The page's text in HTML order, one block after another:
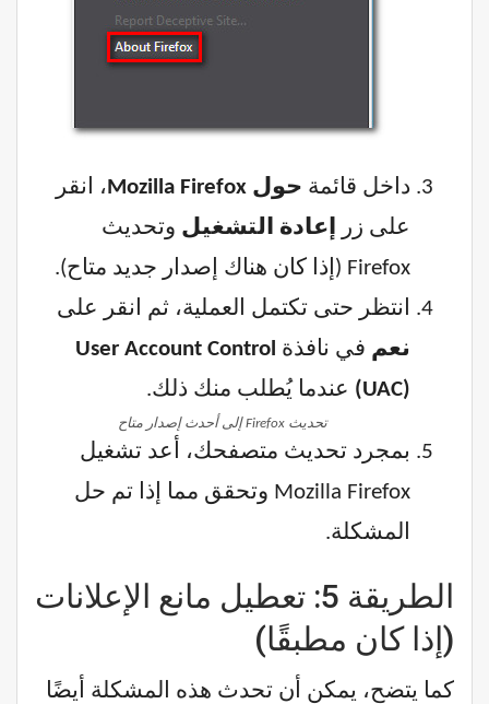
داخل قائمة حول Mozilla Firefox
، انقر
على زر
إعادة التشغيل وتحديث
Firefox (إذا كان هناك إصدار جديد متاح).
انتظر حتى تكتمل العملية، ثم انقر على
نعم في نافذة User Account Control
(UAC) عندما يُطلب منك ذلك.
تحديث Firefox إلى أحدث إصدار متاح
بمجرد تحديث متصفحك، أعد تشغيل
Mozilla Firefox وتحقق مما إذا تم حل
المشكلة.
الطريقة 5: تعطيل مانع الإعلانات
(إذا كان مطبقًا)
كما يتضح، يمكن أن تحدث هذه المشكلة أيضًا